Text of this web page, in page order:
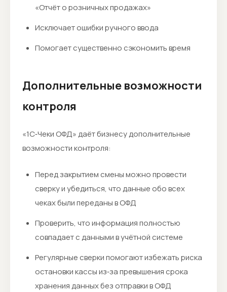
«Отчёт о розничных продажах»
Исключает ошибки ручного ввода
Помогает существенно сэкономить время
Дополнительные возможности
контроля
«1С‑Чеки ОФД» даёт бизнесу дополнительные
возможности контроля:
Перед закрытием смены можно провести
сверку и убедиться, что данные обо всех
чеках были переданы в ОФД
Проверить, что информация полностью
совпадает с данными в учётной системе
Регулярные сверки помогают избежать риска
остановки кассы из‑за превышения срока
хранения данных без отправки в ОФД